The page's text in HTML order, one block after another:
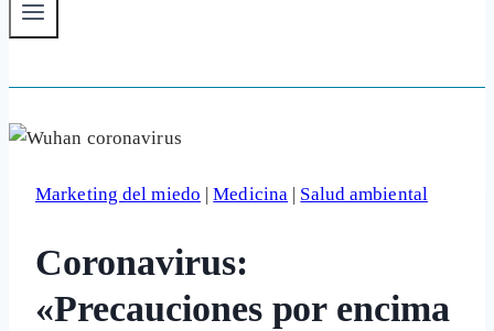
Marketing del miedo |Medicina | Salud ambiental
Coronavirus:
«Precauciones por encima